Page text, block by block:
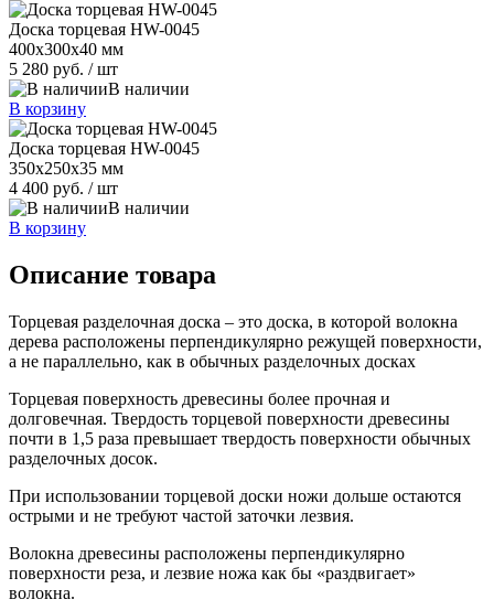
Доска торцевая HW-0045
400х300х40 мм
5 280 руб. / шт
В наличии
В корзину
Доска торцевая HW-0045
350х250х35 мм
4 400 руб. / шт
В наличии
В корзину
Описание товара
Торцевая разделочная доска – это доска, в которой волокна
дерева расположены перпендикулярно режущей поверхности,
а не параллельно, как в обычных разделочных досках
Торцевая поверхность древесины более прочная и
долговечная. Твердость торцевой поверхности древесины
почти в 1,5 раза превышает твердость поверхности обычных
разделочных досок.
При использовании торцевой доски ножи дольше остаются
острыми и не требуют частой заточки лезвия.
Волокна древесины расположены перпендикулярно
поверхности реза, и лезвие ножа как бы «раздвигает»
волокна.